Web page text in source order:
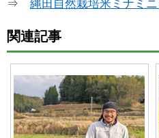
⇒ 縄田自然栽培米ミナミ
関連記事